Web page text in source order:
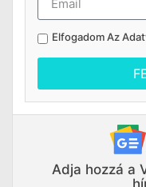
Elfogadom Az
Adja hozzá a